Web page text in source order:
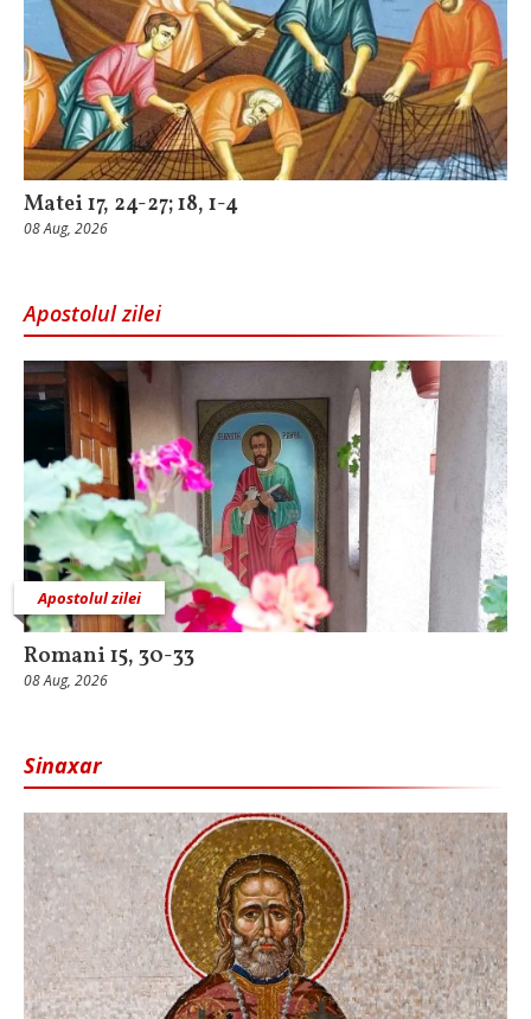
Matei 17, 24-27; 18, 1-4
08 Aug, 2026
Apostolul zilei
Apostolul zilei
Romani 15, 30-33
08 Aug, 2026
Sinaxar